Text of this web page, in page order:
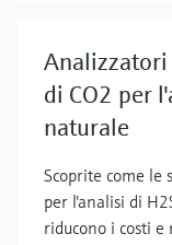
Analizzatori
di CO2 per
naturale
Scoprite come le
per l'analisi di
riducono i costi